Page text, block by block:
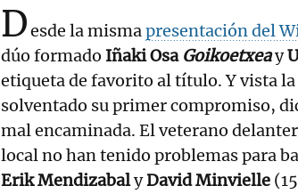
Desde la mismapresentación del
dúo formado Iñaki Osa Goikoetxeay
etiqueta de favorito al título. Y vista
solventado su primer compromiso,
mal encaminada. El veterano
local no han tenido problemas para
Erik MendizabalyDavid Minvielle